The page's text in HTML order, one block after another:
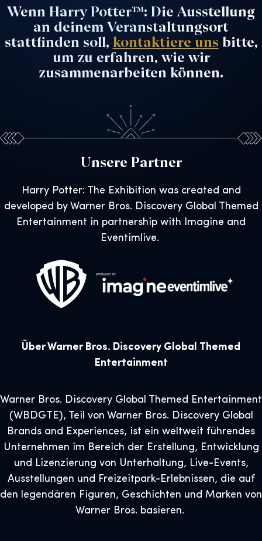
Wenn Harry Potter™: Die Ausstellung
an deinem Veranstaltungsort
stattfinden soll, kontaktiere uns bitte,
um zu erfahren, wie wir
zusammenarbeiten können.
Unsere Partner
Harry Potter: The Exhibition was created and
developed by Warner Bros. Discovery Global Themed
Entertainment in partnership with Imagine and
Eventimlive.
Über Warner Bros. Discovery Global Themed
Entertainment
Warner Bros. Discovery Global Themed Entertainment
(WBDGTE), Teil von Warner Bros. Discovery Global
Brands and Experiences, ist ein weltweit führendes
Unternehmen im Bereich der Erstellung, Entwicklung
und Lizenzierung von Unterhaltung, Live-Events,
Ausstellungen und Freizeitpark-Erlebnissen, die auf
den legendären Figuren, Geschichten und Marken von
Warner Bros. basieren.